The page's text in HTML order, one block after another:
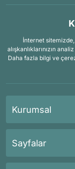
İnternet
alışkanlıklarınızın
Daha fazla bilgi ve
Kurumsal
Sayfalar